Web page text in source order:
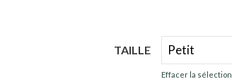
TAILLE
Effacer la sélection